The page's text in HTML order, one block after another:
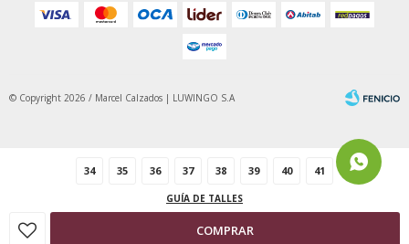
34 35 36 37 38 39 40 41
GUÍA DE TALLES
COMPRAR
© Copyright 2026 / Marcel Calzados | LUWINGO S.A